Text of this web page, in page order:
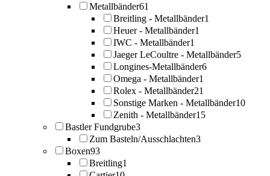
Metallbänder61
Breitling - Metallbänder1
Heuer - Metallbänder1
IWC - Metallbänder1
Jaeger LeCoultre - Metallbänder5
Longines-Metallbänder6
Omega - Metallbänder1
Rolex - Metallbänder21
Sonstige Marken - Metallbänder10
Zenith - Metallbänder15
Bastler Fundgrube3
Zum Basteln/Ausschlachten3
Boxen93
Breitling1